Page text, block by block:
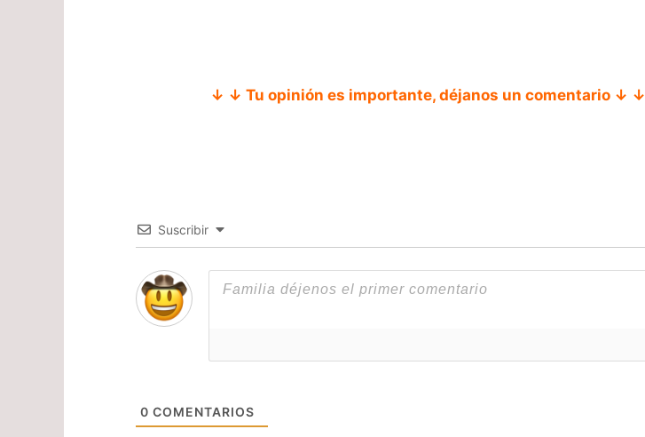
↓ ↓ Tu opinión es importante, déjanos un comentario ↓ ↓
Suscribir
0 COMENTARIOS